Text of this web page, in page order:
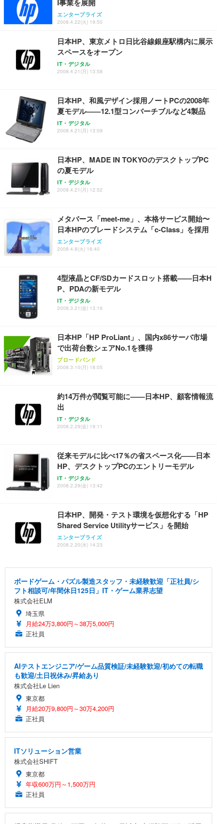
ワーク チェア 強化バックレスト 30度ロッキング機
能 人間工学 椅子 腰サポート 90度跳ね上げ式アーム
レスト 3Dヘッドレスト ハンガー付き 高反発クッシ
務用 おしゃれ パソコンチェア (ブラック)
Sezlife オフィスチェア デスクチェア 疲れない テレ
ワーク チェア 強化バックレスト 30度ロッキング機
能 人間工学 椅子 腰サポート 90度跳ね上げ式アーム
務用 おしゃれ パソコンチェア (ホワイト)
ANDWINT オフィスチェア デスクチェア 肘なし メ
ッシュ 通気性 ランバーサポート付き 腰サポート ガ
ス圧無段階昇降 360度回転 キャスター付き コンパク
【純正品】27"ゲーミングモニター DualSense 充電
フック付き（CFI-ZDM1J）
￥49,979
【整備済み品】Dell E2724HS 27インチ 液晶モニタ
ー フルHD（1920×1080）VA 非光沢 HDMI/DisplayP
ort/VGA スピーカー内蔵 高さ調整 スイベル VESA対
【MiniLED/24.5inch/280Hz/FHD】GRAPHT THE S
HOOTER Gaming Monitor 24” Essential ゲーミン
グモニター QD 24.5インチ 1ms FHD 量子ドット 残
ネオ・ルーライフ ネオ・オムツ L 中型犬用 26枚入
り 単品
￥1,800
Smart Basic(スマートベーシック) 【Amazon.co.jp
限定】 Smart Basic アイリスオーヤマ ペットシーツ
超厚型 お徳用 ワイド 100枚入 (x 1) (ケース販売)
アイリスオーヤマ ペットシーツ 超厚型 お徳用 レギ
ュラー 200枚入【Amazon.co.jp限定】
I事業を展開
エンタープライズ
2008.4.22(火) 19:50
日本HP、東京メトロ日比谷線銀座駅構内に展示
スペースをオープン
IT・デジタル
2008.4.21(月) 13:58
日本HP、和風デザイン採用ノートPCの2008年
夏モデル——12.1型コンバーチブルなど4製品
IT・デジタル
2008.4.21(月) 13:09
日本HP、MADE IN TOKYOのデスクトップPC
の夏モデル
IT・デジタル
2008.4.21(月) 12:52
メタバース「meet-me」、本格サービス開始〜
日本HPのブレードシステム「c-Class」を採用
エンタープライズ
2008.4.8(火) 16:40
4型液晶とCF/SDカードスロット搭載——日本H
P、PDAの新モデル
IT・デジタル
2008.3.21(金) 13:16
日本HP「HP ProLiant」、国内x86サーバ市場
で出荷台数シェアNo.1を獲得
ブロードバンド
2008.3.10(月) 18:05
約14万件が閲覧可能に——日本HP、顧客情報流
出
IT・デジタル
2008.2.29(金) 19:11
従来モデルに比べ17％の省スペース化——日本
HP、デスクトップPCのエントリーモデル
IT・デジタル
2008.2.29(金) 13:42
日本HP、開発・テスト環境を仮想化する「HP
Shared Service Utilityサービス」を開始
エンタープライズ
2008.2.20(水) 14:23
ボードゲーム・パズル製造スタッフ・未経験歓迎「正社員/シ
フト相談可/年間休日125日」IT・ゲーム業界志望
株式会社ELM
埼玉県
月給24万3,800円～38万5,000円
正社員
AIテストエンジニア/ゲーム品質検証/未経験歓迎/初めての転職
も歓迎/土日祝休み/昇給あり
株式会社Le Lien
東京都
月給20万9,800円～30万4,200円
正社員
ITソリューション営業
株式会社SHIFT
東京都
年収600万円～1,500万円
正社員